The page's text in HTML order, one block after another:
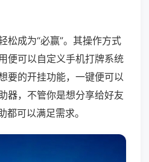
松成为“必赢”。其操作方式
便可以自定义手机打牌系统
要的开挂功能，一键便可以
器，不管你是想分享给好友
都可以满足需求。